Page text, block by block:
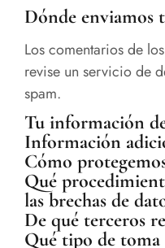
Dónde enviamos
Los comentarios de
revise un servicio de
spam.
Tu información
Información
Cómo
Qué
las brechas de
De qué terceros
Qué tipo de toma